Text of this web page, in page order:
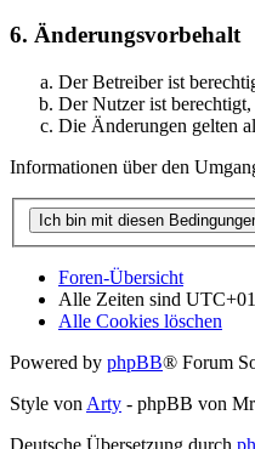
6. Änderungsvorbehalt
Der Betreiber ist
Der Nutzer ist
Die Änderungen gelten
Informationen über den
Foren-Übersicht
Alle Zeiten sind
Alle Cookies löschen
Powered by phpBB® Forum
Style von Arty - phpBB von
Deutsche Übersetzung durch